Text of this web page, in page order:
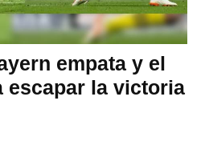
empata y el
escapar la victoria